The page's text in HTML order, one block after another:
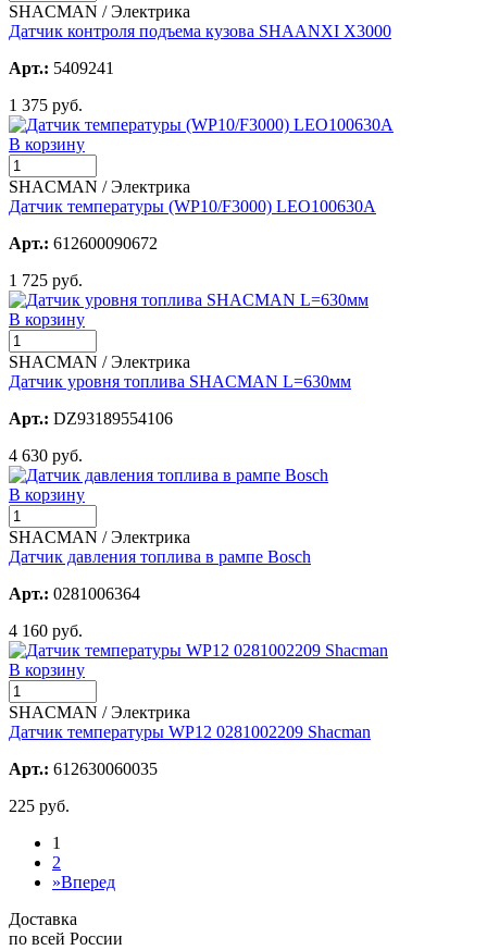
SHACMAN / Электрика
Датчик контроля подъема кузова SHAANXI X3000
Арт.: 5409241
1 375 руб.
В корзину
SHACMAN / Электрика
Датчик температуры (WP10/F3000) LEO100630A
Арт.: 612600090672
1 725 руб.
В корзину
SHACMAN / Электрика
Датчик уровня топлива SHACMAN L=630мм
Арт.: DZ93189554106
4 630 руб.
В корзину
SHACMAN / Электрика
Датчик давления топлива в рампе Bosch
Арт.: 0281006364
4 160 руб.
В корзину
SHACMAN / Электрика
Датчик температуры WP12 0281002209 Shacman
Арт.: 612630060035
225 руб.
1
2
»Вперед
Доставка
по всей России